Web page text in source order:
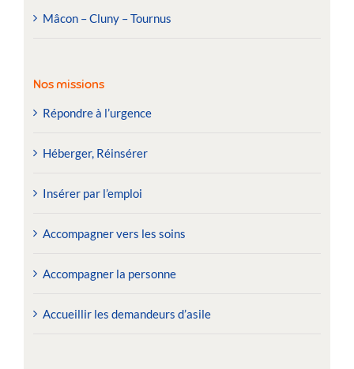
Mâcon – Cluny – Tournus
Nos missions
Répondre à l’urgence
Héberger, Réinsérer
Insérer par l’emploi
Accompagner vers les soins
Accompagner la personne
Accueillir les demandeurs d’asile